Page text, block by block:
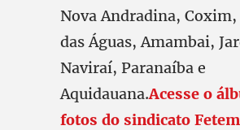
Nova Andradina, Coxim,
das Águas, Amambai,
Naviraí, Paranaíba e
Aquidauana.Acesse o
fotos do sindicato